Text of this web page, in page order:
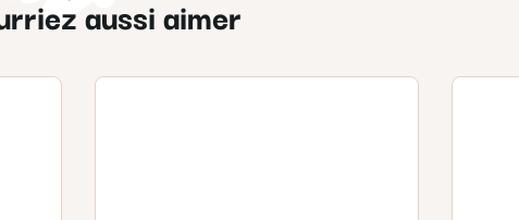
aussi aimer